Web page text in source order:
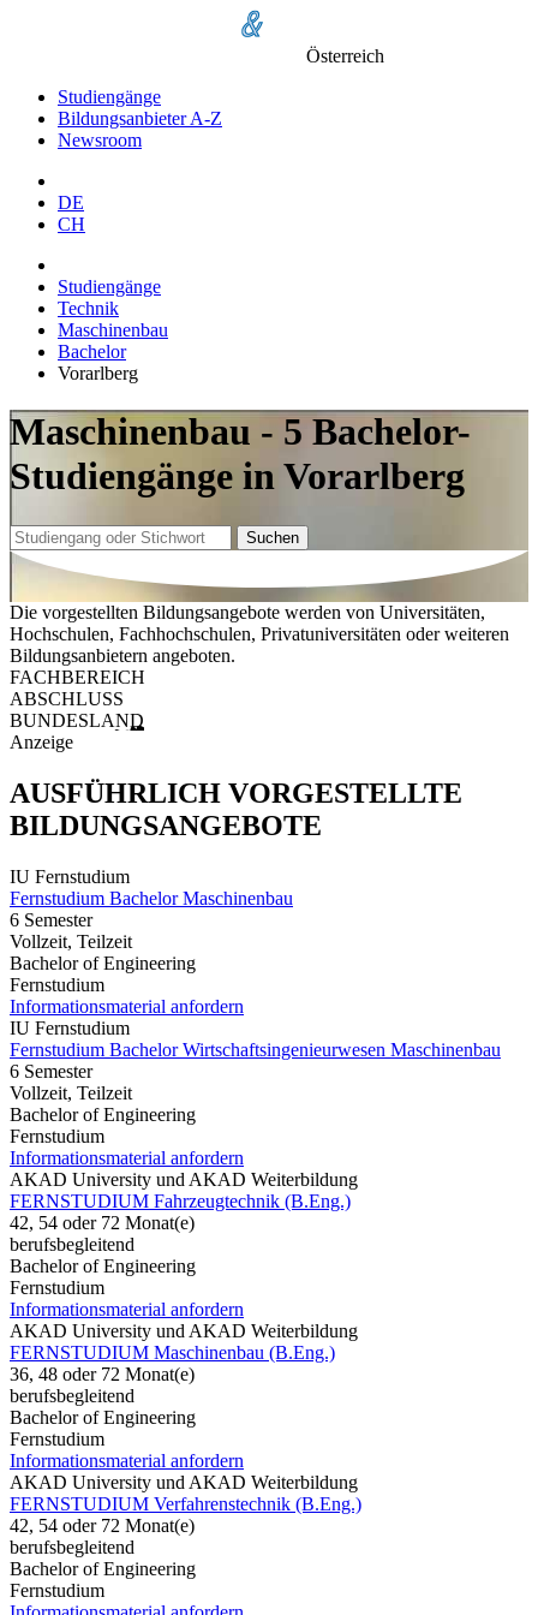
Österreich
Studiengänge
Bildungsanbieter A-Z
Newsroom
DE
CH
Studiengänge
Technik
Maschinenbau
Bachelor
Vorarlberg
Maschinenbau - 5 Bachelor-
Studiengänge in Vorarlberg
Suchen
Die vorgestellten Bildungsangebote werden von Universitäten,
Hochschulen, Fachhochschulen, Privatuniversitäten oder weiteren
Bildungsanbietern angeboten.
FACHBEREICH
ABSCHLUSS
BUNDESLAND
Anzeige
AUSFÜHRLICH VORGESTELLTE
BILDUNGSANGEBOTE
IU Fernstudium
Fernstudium Bachelor Maschinenbau
6 Semester
Vollzeit, Teilzeit
Bachelor of Engineering
Fernstudium
Informationsmaterial anfordern
IU Fernstudium
Fernstudium Bachelor Wirtschaftsingenieurwesen Maschinenbau
6 Semester
Vollzeit, Teilzeit
Bachelor of Engineering
Fernstudium
Informationsmaterial anfordern
AKAD University und AKAD Weiterbildung
FERNSTUDIUM Fahrzeugtechnik (B.Eng.)
42, 54 oder 72 Monat(e)
berufsbegleitend
Bachelor of Engineering
Fernstudium
Informationsmaterial anfordern
AKAD University und AKAD Weiterbildung
FERNSTUDIUM Maschinenbau (B.Eng.)
36, 48 oder 72 Monat(e)
berufsbegleitend
Bachelor of Engineering
Fernstudium
Informationsmaterial anfordern
AKAD University und AKAD Weiterbildung
FERNSTUDIUM Verfahrenstechnik (B.Eng.)
42, 54 oder 72 Monat(e)
berufsbegleitend
Bachelor of Engineering
Fernstudium